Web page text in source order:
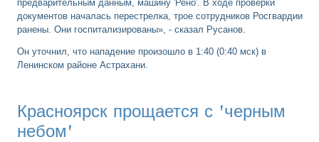
предварительным данным, машину 'Рено'. В ходе проверки
документов началась перестрелка, трое сотрудников Росгвардии
ранены. Они госпитализированы», - сказал Русанов.
Он уточнил, что нападение произошло в 1:40 (0:40 мск) в
Ленинском районе Астрахани.
Красноярск прощается с 'черным
небом'